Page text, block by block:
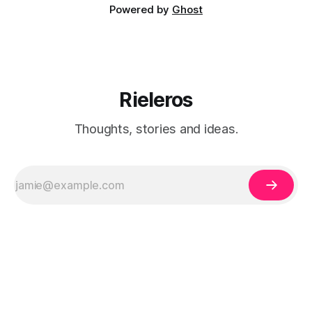
Powered by Ghost
Rieleros
Thoughts, stories and ideas.